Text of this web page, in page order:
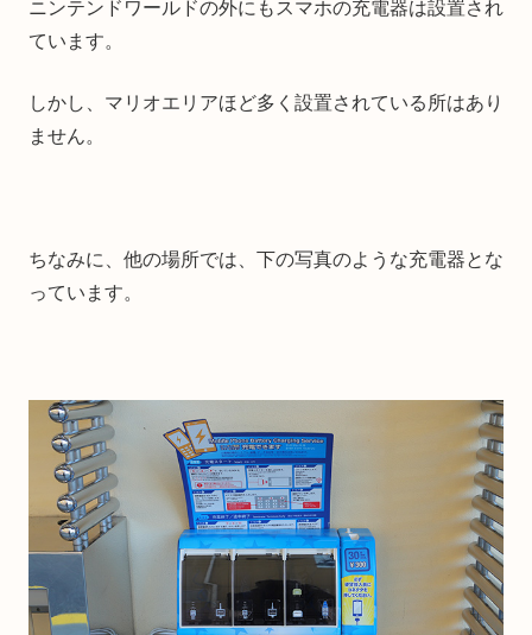
ニンテンドワールドの外にもスマホの充電器は設置され
ています。
しかし、マリオエリアほど多く設置されている所はあり
ません。
ちなみに、他の場所では、下の写真のような充電器とな
っています。